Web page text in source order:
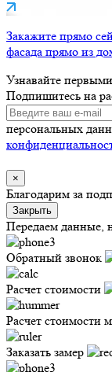
Закажите прямо
фасада прямо из
Узнавайте
Подпишитесь на
персональных
×
Благодарим за
Закрыть
Передаем данные,
Обратный звонок
Расчет стоимости
Расчет стоимости
Заказать замер